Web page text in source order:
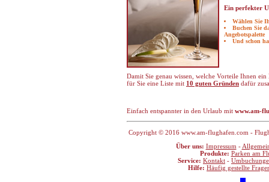
Ein perfekter
Wählen Sie
Buchen Sie
Angebotspalette
Und schon
Damit Sie genau wissen, welche Vorteile Ihnen ein
für Sie eine Liste mit 10 guten Gründen dafür
Einfach entspannter in den Urlaub mit www.am-
Copyright © 2016 www.am-flughafen.com -
Über uns: Impressum -
Produkte: Parken am
Service: Kontakt -
Hilfe: Häufig gestellte